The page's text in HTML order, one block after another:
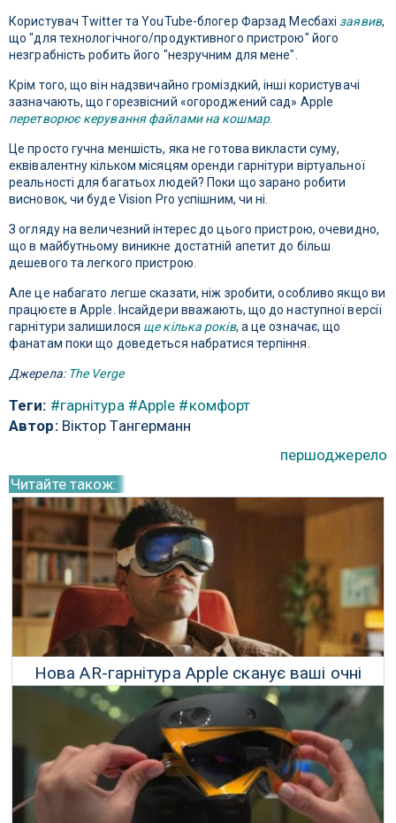
Користувач Twitter та YouTube-блогер Фарзад Месбахі заявив,
що "для технологічного/продуктивного пристрою" його
незграбність робить його "незручним для мене".
Крім того, що він надзвичайно громіздкий, інші користувачі
зазначають, що горезвісний «огороджений сад» Apple
перетворює керування файлами на кошмар.
Це просто гучна меншість, яка не готова викласти суму,
еквівалентну кільком місяцям оренди гарнітури віртуальної
реальності для багатьох людей? Поки що зарано робити
висновок, чи буде Vision Pro успішним, чи ні.
З огляду на величезний інтерес до цього пристрою, очевидно,
що в майбутньому виникне достатній апетит до більш
дешевого та легкого пристрою.
Але це набагато легше сказати, ніж зробити, особливо якщо ви
працюєте в Apple. Інсайдери вважають, що до наступної версії
гарнітури залишилося ще кілька років, а це означає, що
фанатам поки що доведеться набратися терпіння.
Джерела: The Verge
Теги: #гарнітура #Apple #комфорт
Автор:Віктор Тангерманн
першоджерело
Читайте також:
Нова AR-гарнітура Apple сканує ваші очні
яблука, щоб розблокуватися
06 Червня 2023 р.